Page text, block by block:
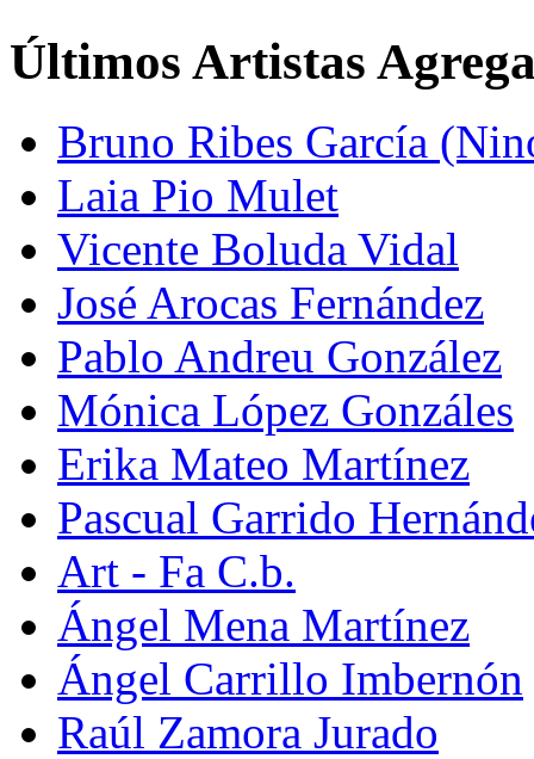
Últimos Artistas
Bruno Ribes García
Laia Pio Mulet
Vicente Boluda Vidal
José Arocas Fernández
Pablo Andreu González
Mónica López Gonzáles
Erika Mateo Martínez
Pascual Garrido
Art - Fa C.b.
Ángel Mena Martínez
Ángel Carrillo Imbernón
Raúl Zamora Jurado